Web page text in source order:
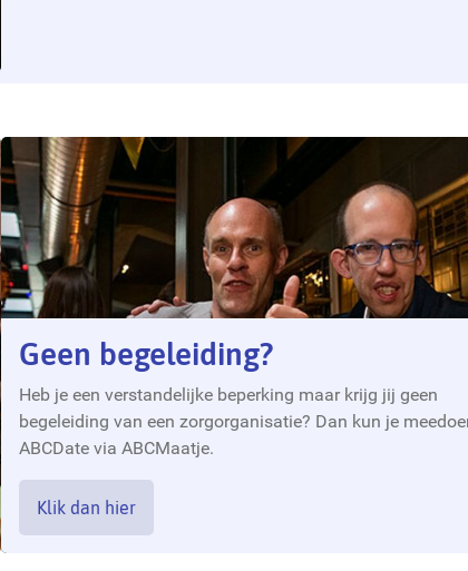
Geen begeleiding?
Heb je een verstandelijke beperking maar krijg jij geen
begeleiding van een zorgorganisatie? Dan kun je
ABCDate via ABCMaatje.
Klik dan hier